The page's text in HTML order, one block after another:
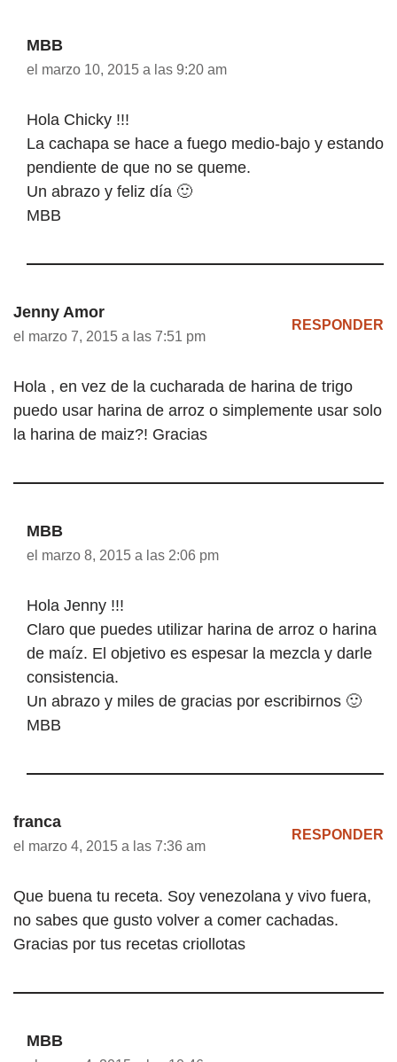
MBB
el marzo 10, 2015 a las 9:20 am
Hola Chicky !!!
La cachapa se hace a fuego medio-bajo y estando
pendiente de que no se queme.
Un abrazo y feliz día 🙂
MBB
Jenny Amor
el marzo 7, 2015 a las 7:51 pm
RESPONDER
Hola , en vez de la cucharada de harina de trigo
puedo usar harina de arroz o simplemente usar solo
la harina de maiz?! Gracias
MBB
el marzo 8, 2015 a las 2:06 pm
Hola Jenny !!!
Claro que puedes utilizar harina de arroz o harina
de maíz. El objetivo es espesar la mezcla y darle
consistencia.
Un abrazo y miles de gracias por escribirnos 🙂
MBB
franca
el marzo 4, 2015 a las 7:36 am
RESPONDER
Que buena tu receta. Soy venezolana y vivo fuera,
no sabes que gusto volver a comer cachadas.
Gracias por tus recetas criollotas
MBB